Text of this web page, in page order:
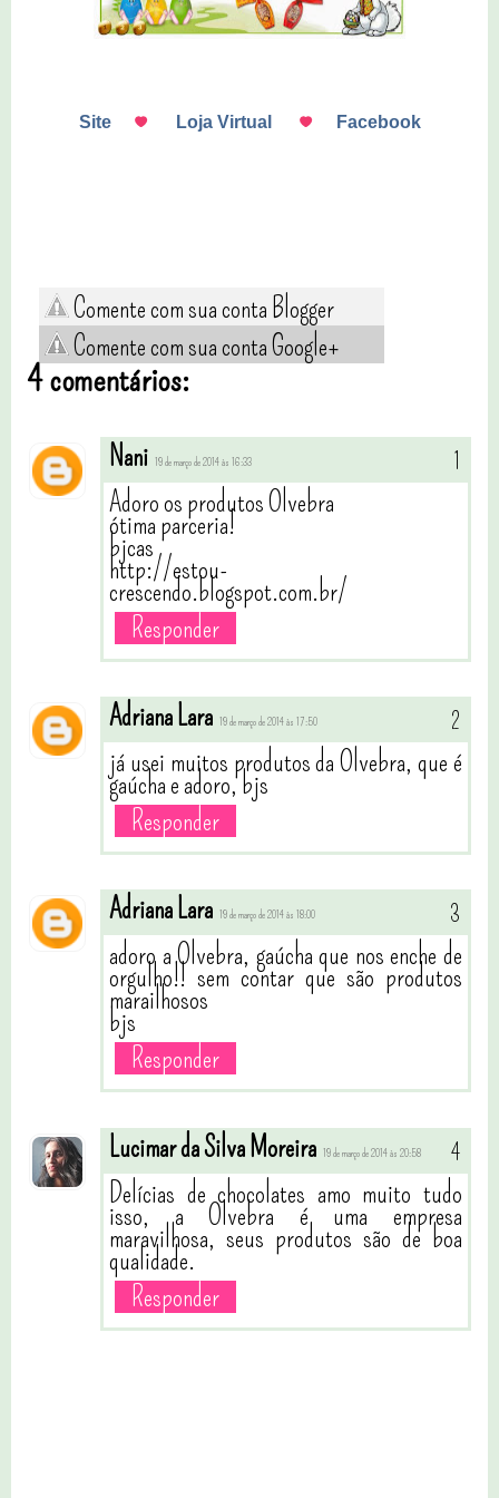
Site Loja Virtual Facebook
Comente com sua conta Blogger
Comente com sua conta Google+
4 comentários:
Nani 19 de março de 2014 às 16:33
Adoro os produtos Olvebra
ótima parceria!
bjcas
http://estou-
crescendo.blogspot.com.br/
Responder
Adriana Lara 19 de março de 2014 às 17:50
já usei muitos produtos da Olvebra, que é
gaúcha e adoro, bjs
Responder
Adriana Lara 19 de março de 2014 às 18:00
adoro a Olvebra, gaúcha que nos enche de
orgulho!! sem contar que são produtos
marailhosos
bjs
Responder
Lucimar da Silva Moreira 19 de março de 2014 às 20:58
Delícias de chocolates amo muito tudo
isso, a Olvebra é uma empresa
maravilhosa, seus produtos são de boa
qualidade.
Responder